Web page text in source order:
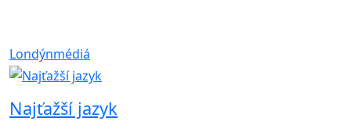
Londýnmédiá
Najťažší jazyk